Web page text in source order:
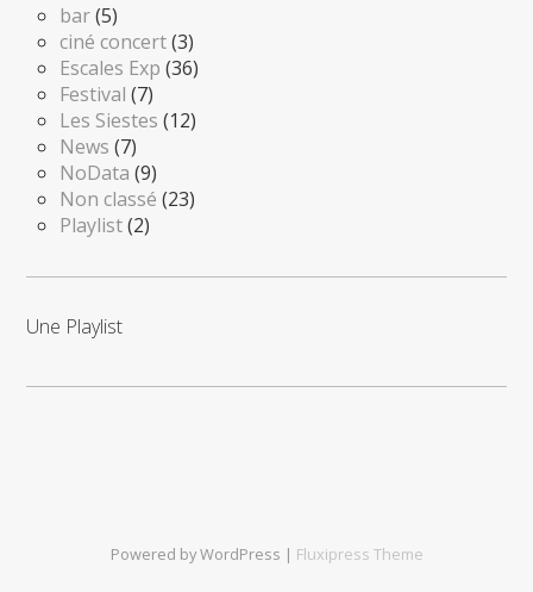
bar(5)
ciné concert(3)
Escales Exp (36)
Festival (7)
Les Siestes (12)
News (7)
NoData (9)
Non classé (23)
Playlist(2)
Une Playlist
Powered by WordPress | Fluxipress Theme